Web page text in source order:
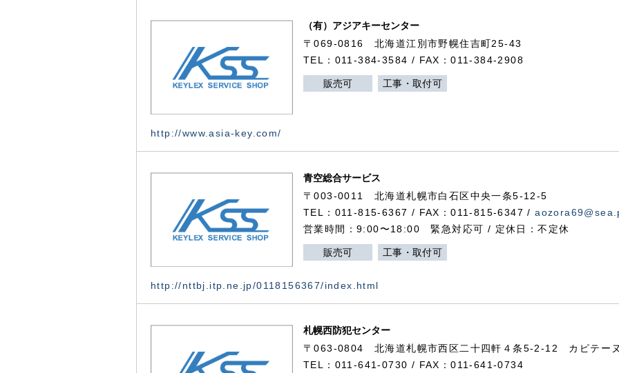
（有）アジアキーセンター
〒069-0816 北海道江別市野幌住吉町25-43
TEL：011-384-3584 / FAX：011-384-2908
販売可 工事・取付可
http://www.asia-key.com/
青空総合サービス
〒003-0011 北海道札幌市白石区中央一条5-12-5
TEL：011-815-6367 / FAX：011-815-6347 /
営業時間：9:00〜18:00 緊急対応可 / 定休日：不定休
販売可 工事・取付可
http://nttbj.itp.ne.jp/0118156367/index.html
札幌西防犯センター
〒063-0804 北海道札幌市西区二十四軒４条5-2-12 カピテー
TEL：011-641-0730 / FAX：011-641-0734